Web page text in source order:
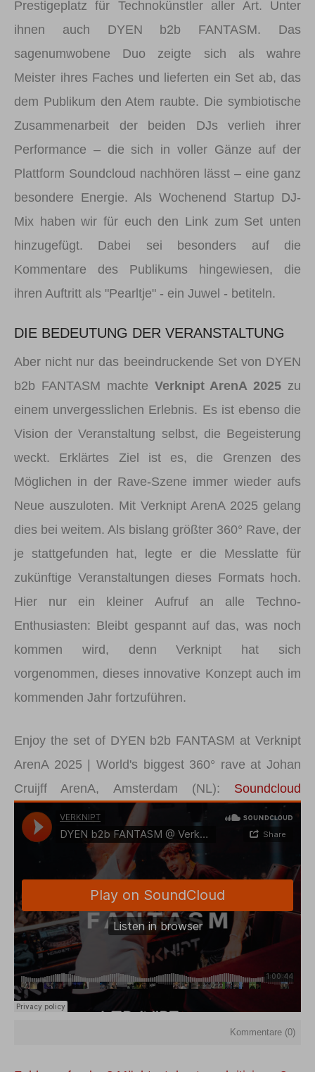
Prestigeplatz für Technokünstler aller Art. Unter
ihnen auch DYEN b2b FANTASM. Das
sagenumwobene Duo zeigte sich als wahre
Meister ihres Faches und lieferten ein Set ab, das
dem Publikum den Atem raubte. Die symbiotische
Zusammenarbeit der beiden DJs verlieh ihrer
Performance – die sich in voller Gänze auf der
Plattform Soundcloud nachhören lässt – eine ganz
besondere Energie. Als Wochenend Startup DJ-
Mix haben wir für euch den Link zum Set unten
hinzugefügt. Dabei sei besonders auf die
Kommentare des Publikums hingewiesen, die
ihren Auftritt als "Pearltje" - ein Juwel - betiteln.
DIE BEDEUTUNG DER VERANSTALTUNG
Aber nicht nur das beeindruckende Set von DYEN
b2b FANTASM machte Verknipt ArenA 2025 zu
einem unvergesslichen Erlebnis. Es ist ebenso die
Vision der Veranstaltung selbst, die Begeisterung
weckt. Erklärtes Ziel ist es, die Grenzen des
Möglichen in der Rave-Szene immer wieder aufs
Neue auszuloten. Mit Verknipt ArenA 2025 gelang
dies bei weitem. Als bislang größter 360° Rave, der
je stattgefunden hat, legte er die Messlatte für
zukünftige Veranstaltungen dieses Formats hoch.
Hier nur ein kleiner Aufruf an alle Techno-
Enthusiasten: Bleibt gespannt auf das, was noch
kommen wird, denn Verknipt hat sich
vorgenommen, dieses innovative Konzept auch im
kommenden Jahr fortzuführen.
Enjoy the set of DYEN b2b FANTASM at Verknipt
ArenA 2025 | World's biggest 360° rave at Johan
Cruijff ArenA, Amsterdam (NL):
Soundcloud
Kommentare (0)